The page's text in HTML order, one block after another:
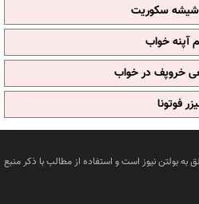
سکوریت
آپنه خواب
خروپف در خواب
فوتونا
بولتن نیوز است و استفاده از مطالب با ذکر منبع